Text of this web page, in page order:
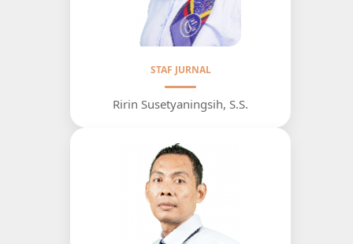
STAF JURNAL
Ririn Susetyaningsih, S.S.